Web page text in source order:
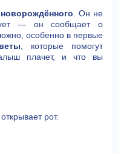
. Он не
— он сообщает о
особенно в первые
, которые помогут
плачет, и что вы
рот.